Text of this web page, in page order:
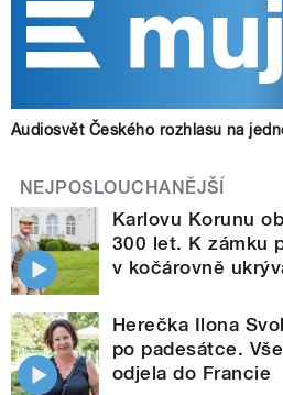
Audiosvět Českého rozhlasu na
NEJPOSLOUCHANĚJŠÍ
Karlovu Korunu
300 let. K zámku
v kočárovně
Herečka Ilona
po padesátce.
odjela do Francie